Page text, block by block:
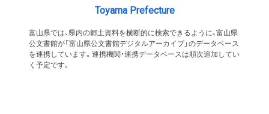
Toyama Prefecture
富山県では、県内の郷土資料を横断的に検索できるように、富山県
公文書館が「富山県公文書館デジタルアーカイブ」のデータベース
を連携しています。連携機関・連携データベースは順次追加してい
く予定です。